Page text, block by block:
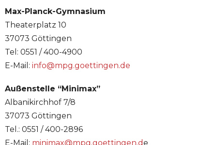
Max-Planck-Gymnasium
Theaterplatz 10
37073 Göttingen
Tel: 0551 / 400-4900
E-Mail: info@mpg.goettingen.de
Außenstelle “Minimax”
Albanikirchhof 7/8
37073 Göttingen
Tel.: 0551 / 400-2896
E-Mail: minimax@mpg.goettingen.de